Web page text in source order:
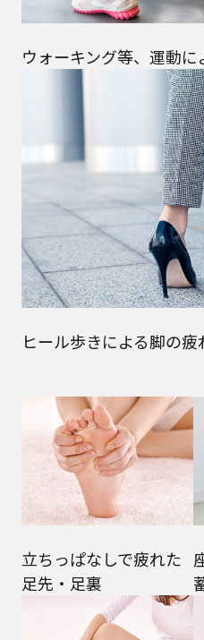
ウォーキング等、運動
ヒール歩きによる脚の疲
立ちっぱなしで疲れた
足先・足裏